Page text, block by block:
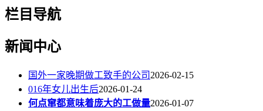
栏目导航
新闻中心
国外一家晚期做工致手的公司 2026-02-15
016年女儿出生后2026-01-24
何点窜都意味着庞大的工做量2026-01-07